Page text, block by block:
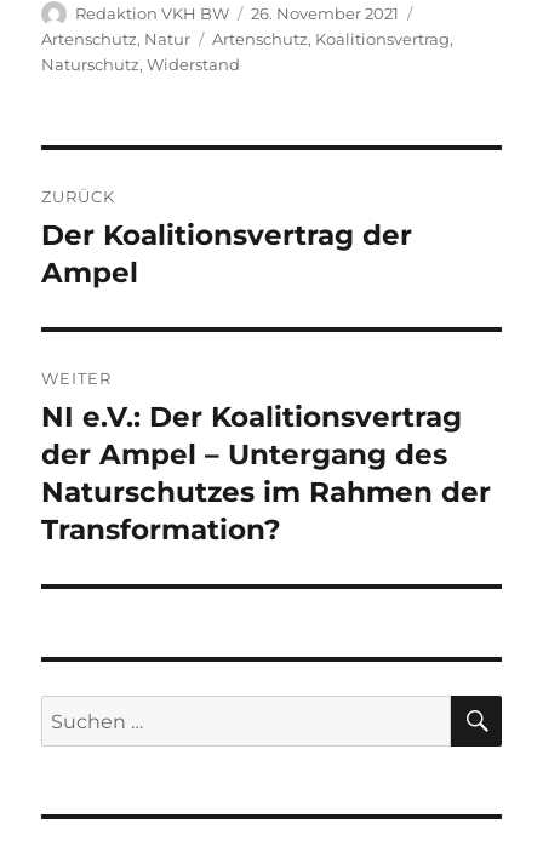
Autor
Redaktion VKH BW
Veröffentlicht
am
26. November 2021
Artenschutz, Natur Schlagwörter
Artenschutz, Koalitionsvertrag,
Naturschutz,Widerstand
ZURÜCK
Vorheriger
Beitrag:
Der Koalitionsvertrag der
Ampel
WEITER
Nächster
Beitrag:
NI e.V.: Der Koalitionsvertrag
der Ampel – Untergang des
Naturschutzes im Rahmen der
Transformation?
Suche
nach: